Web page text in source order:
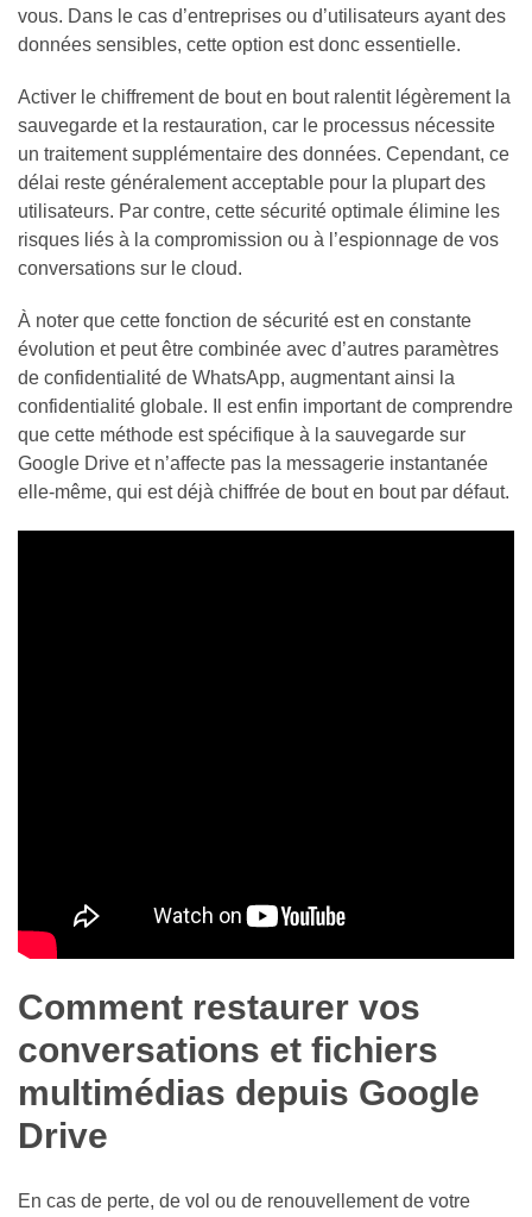
vous. Dans le cas d’entreprises ou d’utilisateurs ayant des
données sensibles, cette option est donc essentielle.
Activer le chiffrement de bout en bout ralentit légèrement la
sauvegarde et la restauration, car le processus nécessite
un traitement supplémentaire des données. Cependant, ce
délai reste généralement acceptable pour la plupart des
utilisateurs. Par contre, cette sécurité optimale élimine les
risques liés à la compromission ou à l’espionnage de vos
conversations sur le cloud.
À noter que cette fonction de sécurité est en constante
évolution et peut être combinée avec d’autres paramètres
de confidentialité de WhatsApp, augmentant ainsi la
confidentialité globale. Il est enfin important de comprendre
que cette méthode est spécifique à la sauvegarde sur
Google Drive et n’affecte pas la messagerie instantanée
elle-même, qui est déjà chiffrée de bout en bout par défaut.
Comment restaurer vos
conversations et fichiers
multimédias depuis Google
Drive
En cas de perte, de vol ou de renouvellement de votre